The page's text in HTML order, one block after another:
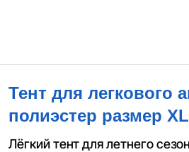
Тент для легкового
полиэстер размер
Лёгкий тент для летнего